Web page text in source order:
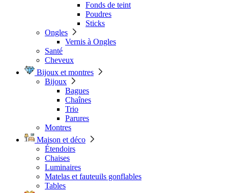
Fonds de teint
Poudres
Sticks
Ongles
Vernis à Ongles
Santé
Cheveux
Bijoux et montres
Bijoux
Bagues
Chaînes
Trio
Parures
Montres
Maison et déco
Étendoirs
Chaises
Luminaires
Matelas et fauteuils gonflables
Tables